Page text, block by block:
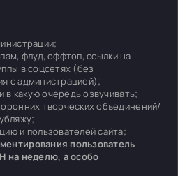
флуд, оффтоп, ссылки на
в соцсетях (без
с администрацией);
в какую очередь озвучивать;
творческих объединений/
и пользователей сайта;
пользователь
на неделю, а особо